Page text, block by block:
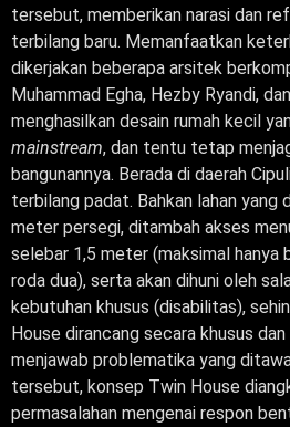
tersebut, memberikan narasi dan
terbilang baru. Memanfaatkan
dikerjakan beberapa arsitek
Muhammad Egha, Hezby Ryandi,
menghasilkan desain rumah kecil
mainstream, dan tentu tetap
bangunannya. Berada di daerah
terbilang padat. Bahkan lahan yang
meter persegi, ditambah akses
selebar 1,5 meter (maksimal hanya
roda dua), serta akan dihuni oleh
kebutuhan khusus (disabilitas),
House dirancang secara khusus
menjawab problematika yang
tersebut, konsep Twin House
permasalahan mengenai respon